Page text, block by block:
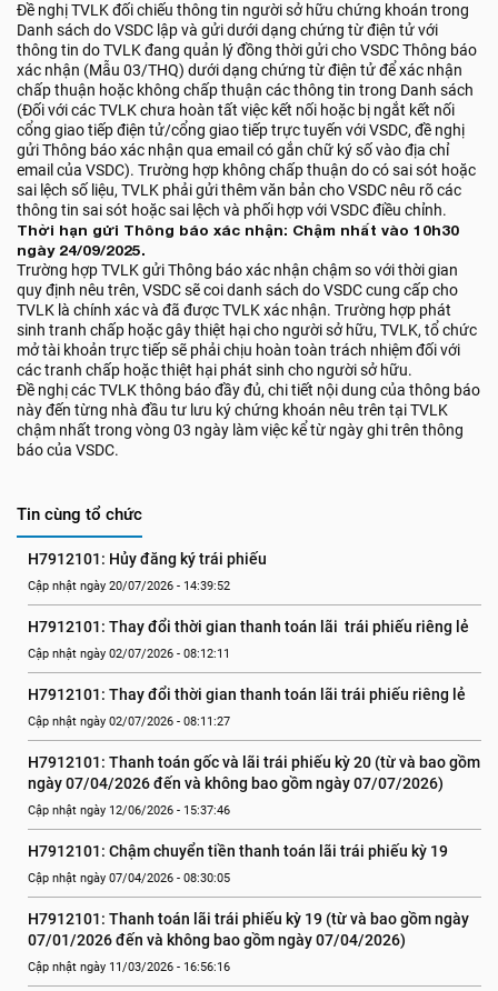
Đề nghị TVLK đối chiếu thông tin người sở hữu chứng khoán trong
Danh sách do VSDC lập và gửi dưới dạng chứng từ điện tử với
thông tin do TVLK đang quản lý đồng thời gửi cho VSDC Thông báo
xác nhận (Mẫu 03/THQ) dưới dạng chứng từ điện tử để xác nhận
chấp thuận hoặc không chấp thuận các thông tin trong Danh sách
(Đối với các TVLK chưa hoàn tất việc kết nối hoặc bị ngắt kết nối
cổng giao tiếp điện tử/cổng giao tiếp trực tuyến với VSDC, đề nghị
gửi Thông báo xác nhận qua email có gắn chữ ký số vào địa chỉ
email của VSDC). Trường hợp không chấp thuận do có sai sót hoặc
sai lệch số liệu, TVLK phải gửi thêm văn bản cho VSDC nêu rõ các
thông tin sai sót hoặc sai lệch và phối hợp với VSDC điều chỉnh.
Thời hạn gửi Thông báo xác nhận: Chậm nhất vào 10h30
ngày 24/09/2025.
Trường hợp TVLK gửi Thông báo xác nhận chậm so với thời gian
quy định nêu trên, VSDC sẽ coi danh sách do VSDC cung cấp cho
TVLK là chính xác và đã được TVLK xác nhận. Trường hợp phát
sinh tranh chấp hoặc gây thiệt hại cho người sở hữu, TVLK, tổ chức
mở tài khoản trực tiếp sẽ phải chịu hoàn toàn trách nhiệm đối với
các tranh chấp hoặc thiệt hại phát sinh cho người sở hữu.
Đề nghị các TVLK thông báo đầy đủ, chi tiết nội dung của thông báo
này đến từng nhà đầu tư lưu ký chứng khoán nêu trên tại TVLK
chậm nhất trong vòng 03 ngày làm việc kể từ ngày ghi trên thông
báo của VSDC.
Tin cùng tổ chức
H7912101: Hủy đăng ký trái phiếu
Cập nhật ngày 20/07/2026 - 14:39:52
H7912101: Thay đổi thời gian thanh toán lãi  trái phiếu riêng lẻ
Cập nhật ngày 02/07/2026 - 08:12:11
H7912101: Thay đổi thời gian thanh toán lãi trái phiếu riêng lẻ
Cập nhật ngày 02/07/2026 - 08:11:27
H7912101: Thanh toán gốc và lãi trái phiếu kỳ 20 (từ và bao gồm
ngày 07/04/2026 đến và không bao gồm ngày 07/07/2026)
Cập nhật ngày 12/06/2026 - 15:37:46
H7912101: Chậm chuyển tiền thanh toán lãi trái phiếu kỳ 19
Cập nhật ngày 07/04/2026 - 08:30:05
H7912101: Thanh toán lãi trái phiếu kỳ 19 (từ và bao gồm ngày
07/01/2026 đến và không bao gồm ngày 07/04/2026)
Cập nhật ngày 11/03/2026 - 16:56:16